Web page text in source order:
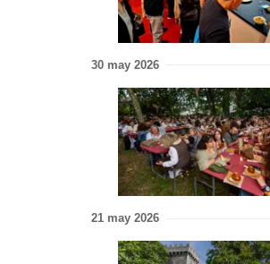
30 may 2026
21 may 2026